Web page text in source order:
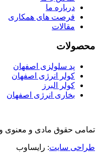
درباره ما
فرصت های همکاری
مقالات
محصولات
پد سلولزی اصفهان
کولر انرژی اصفهان
کولر البرز
بخاری انرژی اصفهان
تمامی حقوق مادی و معنوی
طراحی سایت: رایساوب